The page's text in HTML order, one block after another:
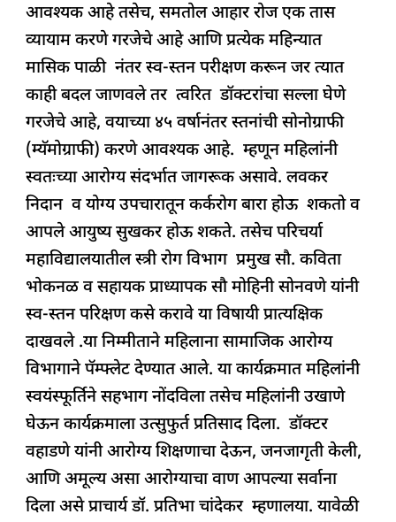
आवश्यक आहे तसेच, समतोल आहार रोज एक तास
व्यायाम करणे गरजेचे आहे आणि प्रत्येक महिन्यात
मासिक पाळी नंतर स्व-स्तन परीक्षण करून जर त्यात
काही बदल जाणवले तर त्वरित डॉक्टरांचा सल्ला घेणे
गरजेचे आहे, वयाच्या ४५ वर्षानंतर स्तनांची सोनोग्राफी
(म्यॅमोग्राफी) करणे आवश्यक आहे. म्हणून महिलांनी
स्वतःच्या आरोग्य संदर्भात जागरूक असावे. लवकर
निदान व योग्य उपचारातून कर्करोग बारा होऊ शकतो व
आपले आयुष्य सुखकर होऊ शकते. तसेच परिचर्या
महाविद्यालयातील स्त्री रोग विभाग प्रमुख सौ. कविता
भोकनळ व सहायक प्राध्यापक सौ मोहिनी सोनवणे यांनी
स्व-स्तन परिक्षण कसे करावे या विषायी प्रात्यक्षिक
दाखवले .या निम्मीताने महिलाना सामाजिक आरोग्य
विभागाने पॅम्फ्लेट देण्यात आले. या कार्यक्रमात महिलांनी
स्वयंस्फूर्तिने सहभाग नोंदविला तसेच महिलांनी उखाणे
घेऊन कार्यक्रमाला उत्सुफुर्त प्रतिसाद दिला. डॉक्टर
वहाडणे यांनी आरोग्य शिक्षणाचा देऊन, जनजागृती केली,
आणि अमूल्य असा आरोग्याचा वाण आपल्या सर्वाना
दिला असे प्राचार्य डॉ. प्रतिभा चांदेकर म्हणालया. यावेळी